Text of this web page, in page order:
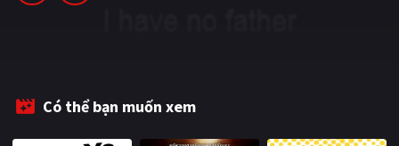
TUYỂN TẬP PHIM
BLOG
Có thể bạn muốn xem